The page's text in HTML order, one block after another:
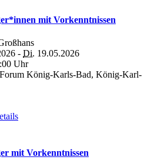
mit Vorkenntnissen
- Di. 19.05.2026
Uhr
König-Karls-Bad, König-Karl-
mit Vorkenntnissen